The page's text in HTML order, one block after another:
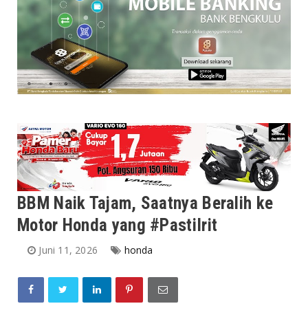
BBM Naik Tajam, Saatnya Beralih ke
Motor Honda yang #PastiIrit
Juni 11, 2026 honda